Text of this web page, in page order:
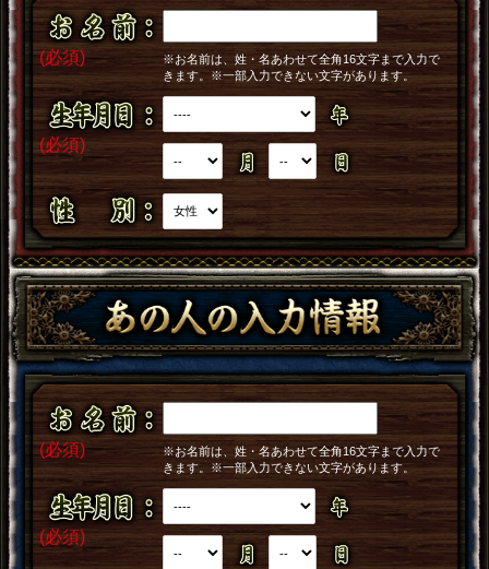
(必須)
※お名前は、姓・名あわせて全角16文字まで入力で
きます。※一部入力できない文字があります。
(必須)
(必須)
※お名前は、姓・名あわせて全角16文字まで入力で
きます。※一部入力できない文字があります。
(必須)